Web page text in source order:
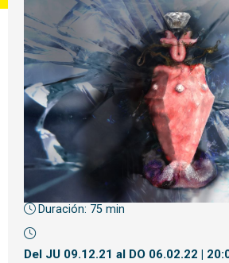
Diapositiva 1 de 1
Duración: 75 min
Del JU 09.12.21 al DO 06.02.22 |